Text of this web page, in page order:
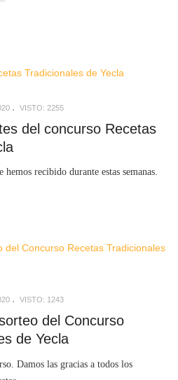
VISTO: 2255
del concurso Recetas
hemos recibido durante estas semanas.
VISTO: 1243
del Concurso
de Yecla
Damos las gracias a todos los